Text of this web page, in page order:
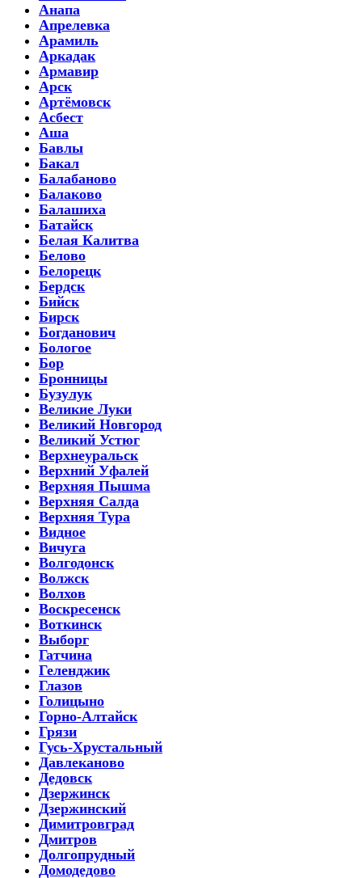
Анапа
Апрелевка
Арамиль
Аркадак
Армавир
Арск
Артёмовск
Асбест
Аша
Бавлы
Бакал
Балабаново
Балаково
Балашиха
Батайск
Белая Калитва
Белово
Белорецк
Бердск
Бийск
Бирск
Богданович
Бологое
Бор
Бронницы
Бузулук
Великие Луки
Великий Новгород
Великий Устюг
Верхнеуральск
Верхний Уфалей
Верхняя Пышма
Верхняя Салда
Верхняя Тура
Видное
Вичуга
Волгодонск
Волжск
Волхов
Воскресенск
Воткинск
Выборг
Гатчина
Геленджик
Глазов
Голицыно
Горно-Алтайск
Грязи
Гусь-Хрустальный
Давлеканово
Дедовск
Дзержинск
Дзержинский
Димитровград
Дмитров
Долгопрудный
Домодедово